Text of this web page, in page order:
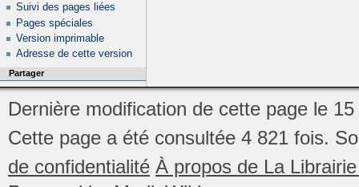
Suivi des pages liées
Pages spéciales
Version imprimable
Adresse de cette version
Partager
Dernière modification de cette page le
Cette page a été consultée 4 821 fois.
de confidentialité À propos de La